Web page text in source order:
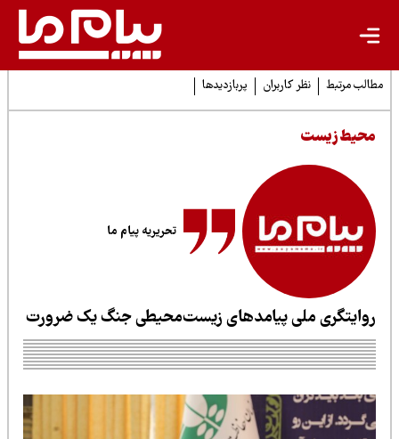
مرتبط نظر کاربران پربازدیدها
زیست
تحریریه پیام ما
ملی پیامدهای زیست‌محیطی جنگ یک ضرورت